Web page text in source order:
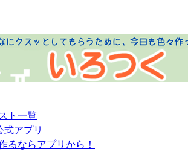
ト一覧
アプリ
るならアプリから！